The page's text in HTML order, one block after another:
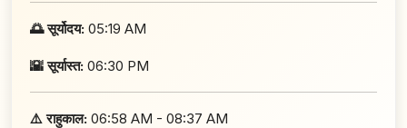
🌅 सूर्योदय: 05:19 AM
🌇 सूर्यास्त: 06:30 PM
⚠️ राहुकाल: 06:58 AM - 08:37 AM